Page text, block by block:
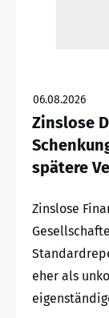
06.08.2026
Zinslose
spätere
Zinslose
eher als